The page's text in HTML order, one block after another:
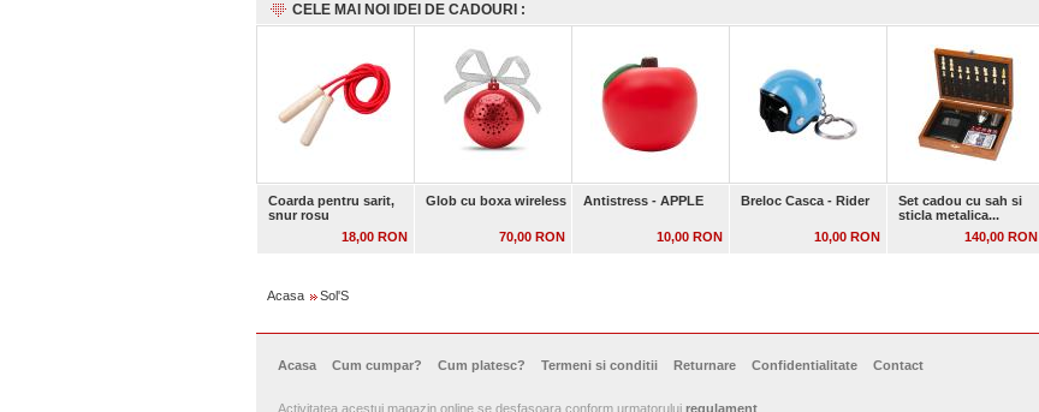
CELE MAI NOI IDEI DE CADOURI :
Coarda pentru sarit,
snur rosu
18,00 RON
Glob cu boxa wireless
70,00 RON
Antistress - APPLE
10,00 RON
Breloc Casca - Rider
10,00 RON
Set cadou cu sah si
sticla metalica...
140,00 RON
Acasa Sol'S
Acasa Cum cumpar? Cum platesc? Termeni si conditii Returnare Confidentialitate Contact
Activitatea acestui magazin online se desfasoara conform urmatorului regulament